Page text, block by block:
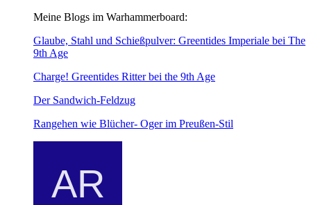
Meine Blogs im Warhammerboard:
Glaube, Stahl und Schießpulver: Greentides Imperiale bei The
9th Age
Charge! Greentides Ritter bei the 9th Age
Der Sandwich-Feldzug
Rangehen wie Blücher- Oger im Preußen-Stil